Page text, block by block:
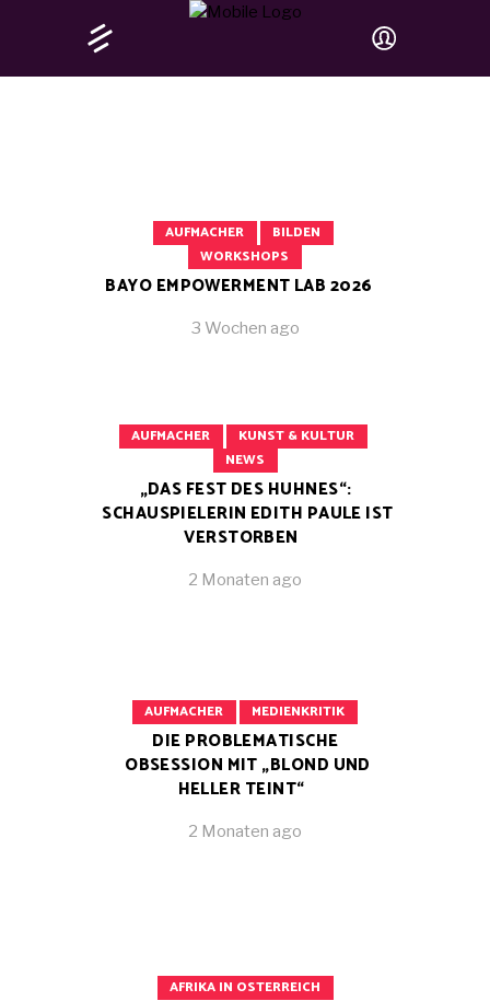
AUFMACHER
BILDEN
WORKSHOPS
BAYO EMPOWERMENT LAB 2026
3 Wochen ago
AUFMACHER
KUNST & KULTUR
NEWS
„DAS FEST DES HUHNES“:
SCHAUSPIELERIN EDITH PAULE IST
VERSTORBEN
2 Monaten ago
AUFMACHER MEDIENKRITIK
DIE PROBLEMATISCHE
OBSESSION MIT „BLOND UND
HELLER TEINT“
2 Monaten ago
AFRIKA IN OSTERREICH